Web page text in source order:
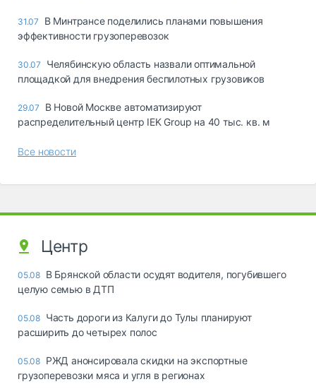
31.07
В Минтрансе поделились планами повышения
эффективности грузоперевозок
30.07
Челябинскую область назвали оптимальной
площадкой для внедрения беспилотных грузовиков
29.07
В Новой Москве автоматизируют
распределительный центр IEK Group на 40 тыс. кв. м
Все новости
Центр
05.08 В Брянской области осудят водителя, погубившего
целую семью в ДТП
05.08 Часть дороги из Калуги до Тулы планируют
расширить до четырех полос
05.08 РЖД анонсировала скидки на экспортные
грузоперевозки мяса и угля в регионах